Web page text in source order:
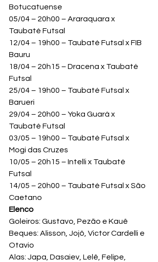
Botucatuense
05/04 – 20h00 – Araraquara x
Taubaté Futsal
12/04 – 19h00 – Taubaté Futsal x FIB
Bauru
18/04 – 20h15 – Dracena x Taubaté
Futsal
25/04 – 19h00 – Taubaté Futsal x
Barueri
29/04 – 20h00 – Yoka Guará x
Taubaté Futsal
03/05 – 19h00 – Taubaté Futsal x
Mogi das Cruzes
10/05 – 20h15 – Intelli x Taubaté
Futsal
14/05 – 20h00 – Taubaté Futsal x São
Caetano
Elenco
Goleiros: Gustavo, Pezão e Kauê
Beques: Alisson, Jojô, Victor Cardelli e
Otavio
Alas: Japa, Dasaiev, Lelê, Felipe,